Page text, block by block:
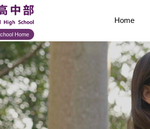
Home
Home